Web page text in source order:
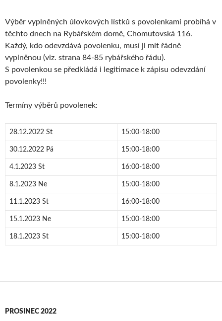
Výběr vyplněných úlovkových lístků s povolenkami probíhá v
těchto dnech na Rybářském domě, Chomutovská 116.
Každý, kdo odevzdává povolenku, musí ji mít řádně
vyplněnou (viz. strana 84-85 rybářského řádu).
S povolenkou se předkládá i legitimace k zápisu odevzdání
povolenky!!!
Termíny výběrů povolenek:
28.12.2022 St 15:00-18:00
30.12.2022 Pá 15:00-18:00
4.1.2023 St 16:00-18:00
8.1.2023 Ne 15:00-18:00
11.1.2023 St 16:00-18:00
15.1.2023 Ne 15:00-18:00
18.1.2023 St 15:00-18:00
PROSINEC 2022